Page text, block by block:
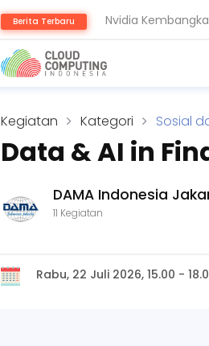
Berita Terbaru Nvidia
Kegiatan Kategori Sosial
Data & AI in
DAMA Indonesia
11 Kegiatan
Rabu, 22 Juli 2026, 15.00 -